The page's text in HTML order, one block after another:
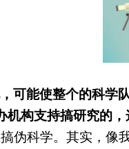
可能使整个的科学
机构支持搞研究的
伪科学。其实，像